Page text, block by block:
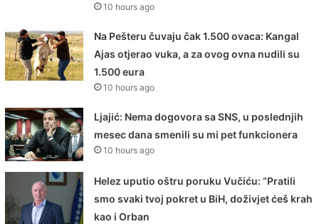
10 hours ago
Na Pešteru čuvaju čak 1.500 ovaca: Kangal
Ajas otjerao vuka, a za ovog ovna nudili su
1.500 eura
10 hours ago
Ljajić: Nema dogovora sa SNS, u poslednjih
mesec dana smenili su mi pet funkcionera
10 hours ago
Helez uputio oštru poruku Vučiću: “Pratili
smo svaki tvoj pokret u BiH, doživjet ćeš krah
kao i Orban